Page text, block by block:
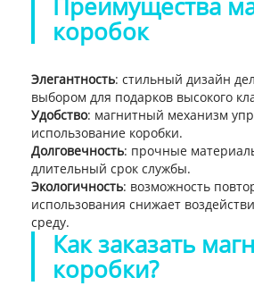
коробок
Элегантность: стильный дизайн
выбором для подарков высокого
Удобство: магнитный механизм
использование коробки.
Долговечность: прочные
длительный срок службы.
Экологичность: возможность
использования снижает
среду.
Как заказать
коробки?